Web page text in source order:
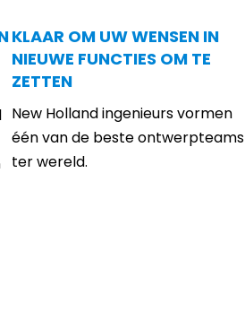
KLAAR OM UW WENSEN IN
NIEUWE FUNCTIES OM TE
ZETTEN
New Holland ingenieurs vormen
één van de beste ontwerpteams
ter wereld.